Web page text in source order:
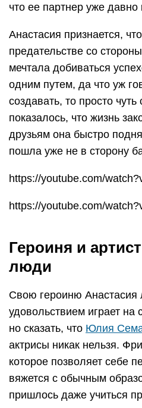
что ее партнер уже давно
Анастасия признается,
предательстве со
мечтала добиваться
одним путем, да что уж
создавать, то просто
показалось, что жизнь
друзьям она быстро
пошла уже не в сторону
https://youtube.com/
https://youtube.com/
Героиня и
люди
Свою героиню Анастасия
удовольствием играет
но сказать, что Юлия
актрисы никак нельзя.
которое позволяет себе
вяжется с обычным
пришлось даже учиться